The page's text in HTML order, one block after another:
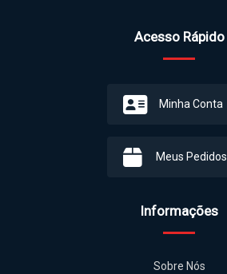
Acesso Rápido
Minha Conta
Meus Pedidos
Informações
Sobre Nós